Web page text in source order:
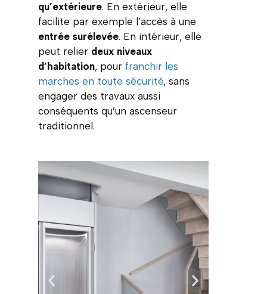
qu’extérieure. En extérieur, elle
facilite par exemple l’accès à une
entrée surélevée. En intérieur, elle
peut relier deux niveaux
d’habitation, pour franchir les
marches en toute sécurité, sans
engager des travaux aussi
conséquents qu’un ascenseur
traditionnel.